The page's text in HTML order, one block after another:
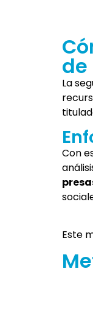
de
La
Con
Este